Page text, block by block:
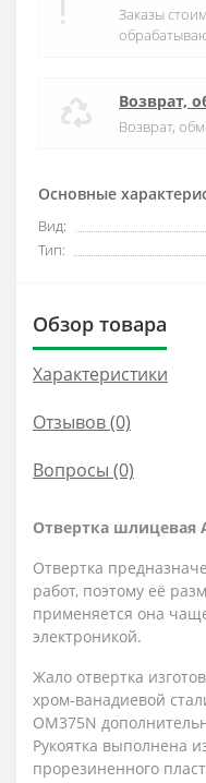
Основные
Вид:
Тип:
Заказы
Возврат,
Возврат,
Обзор товара
Характеристики
Отзывов (0)
Вопросы (0)
Отвертка шлицевая
Отвертка
работ, поэтому её
применяется она
электроникой.
Жало отвертка
хром-ванадиевой
OM375N
Рукоятка выполнена
прорезиненного